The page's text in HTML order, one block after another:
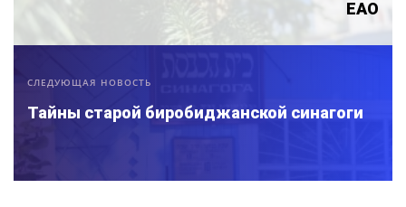
ЕАО
СЛЕДУЮЩАЯ НОВОСТЬ
Тайны старой биробиджанской синагоги